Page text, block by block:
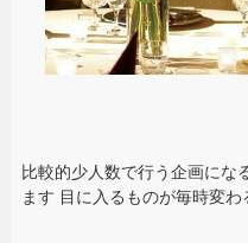
比較的少人数で行う企画にな
ます 目に入るものが毎時変